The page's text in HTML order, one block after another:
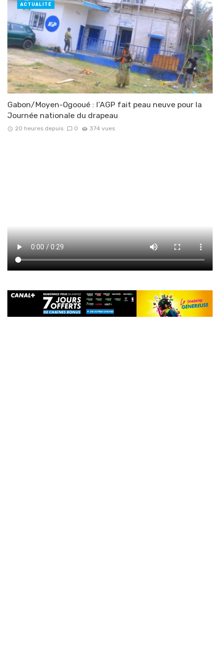
Gabon/Moyen-Ogooué : l’AGP fait peau neuve pour la
Journée nationale du drapeau
20 heures depuis 0 374 vues
ACTUALITÉ